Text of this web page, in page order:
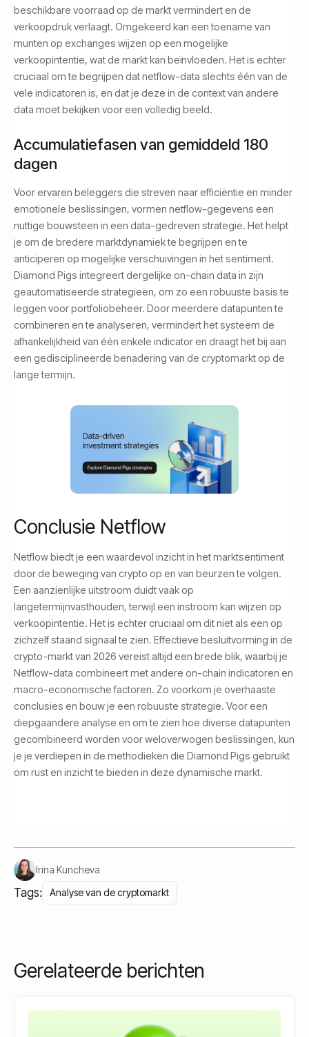
beschikbare voorraad op de markt vermindert en de
verkoopdruk verlaagt. Omgekeerd kan een toename van
munten op exchanges wijzen op een mogelijke
verkoopintentie, wat de markt kan beïnvloeden. Het is echter
cruciaal om te begrijpen dat netflow-data slechts één van de
vele indicatoren is, en dat je deze in de context van andere
data moet bekijken voor een volledig beeld.
Accumulatiefasen van gemiddeld 180
dagen
Voor ervaren beleggers die streven naar efficiëntie en minder
emotionele beslissingen, vormen netflow-gegevens een
nuttige bouwsteen in een data-gedreven strategie. Het helpt
je om de bredere marktdynamiek te begrijpen en te
anticiperen op mogelijke verschuivingen in het sentiment.
Diamond Pigs integreert dergelijke on-chain data in zijn
geautomatiseerde strategieën, om zo een robuuste basis te
leggen voor portfoliobeheer. Door meerdere datapunten te
combineren en te analyseren, vermindert het systeem de
afhankelijkheid van één enkele indicator en draagt het bij aan
een gedisciplineerde benadering van de cryptomarkt op de
lange termijn.
Conclusie Netflow
Netflow biedt je een waardevol inzicht in het marktsentiment
door de beweging van crypto op en van beurzen te volgen.
Een aanzienlijke uitstroom duidt vaak op
langetermijnvasthouden, terwijl een instroom kan wijzen op
verkoopintentie. Het is echter cruciaal om dit niet als een op
zichzelf staand signaal te zien. Effectieve besluitvorming in de
crypto-markt van 2026 vereist altijd een brede blik, waarbij je
Netflow-data combineert met andere on-chain indicatoren en
macro-economische factoren. Zo voorkom je overhaaste
conclusies en bouw je een robuuste strategie. Voor een
diepgaandere analyse en om te zien hoe diverse datapunten
gecombineerd worden voor weloverwogen beslissingen, kun
je je verdiepen in de methodieken die Diamond Pigs gebruikt
om rust en inzicht te bieden in deze dynamische markt.
Irina Kuncheva
Tags: Analyse van de cryptomarkt
Gerelateerde berichten